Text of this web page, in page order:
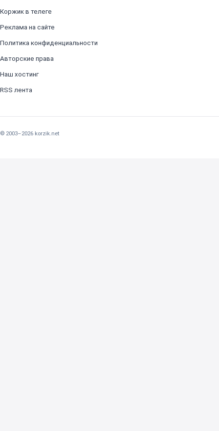
Коржик в телеге
Реклама на сайте
Политика конфиденциальности
Авторские права
Наш хостинг
RSS лента
© 2003–2026 korzik.net